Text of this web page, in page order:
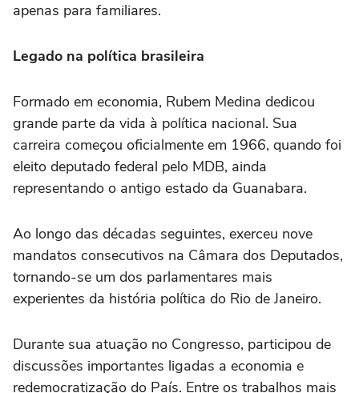
apenas para familiares.
Legado na política brasileira
Formado em economia, Rubem Medina dedicou
grande parte da vida à política nacional. Sua
carreira começou oficialmente em 1966, quando foi
eleito deputado federal pelo MDB, ainda
representando o antigo estado da Guanabara.
Ao longo das décadas seguintes, exerceu nove
mandatos consecutivos na Câmara dos Deputados,
tornando-se um dos parlamentares mais
experientes da história política do Rio de Janeiro.
Durante sua atuação no Congresso, participou de
discussões importantes ligadas a economia e
redemocratização do País. Entre os trabalhos mais